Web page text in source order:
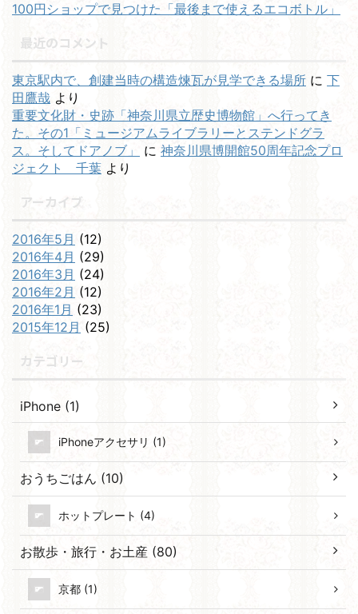
100円ショップで見つけた「最後まで使えるエコボトル」
最近のコメント
東京駅内で、創建当時の構造煉瓦が見学できる場所 に 下
田鷹哉 より
重要文化財・史跡「神奈川県立歴史博物館」へ行ってき
た。その1「ミュージアムライブラリーとステンドグラ
ス。そしてドアノブ」
に 神奈川県博開館50周年記念プロ
ジェクト 千葉 より
アーカイブ
2016年5月 (12)
2016年4月 (29)
2016年3月 (24)
2016年2月 (12)
2016年1月 (23)
2015年12月 (25)
カテゴリー
iPhone (1)
iPhoneアクセサリ (1)
おうちごはん (10)
ホットプレート (4)
お散歩・旅行・お土産 (80)
京都 (1)